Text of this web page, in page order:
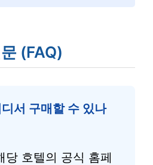
(FAQ)
서 구매할 수 있나
당 호텔의 공식 홈페